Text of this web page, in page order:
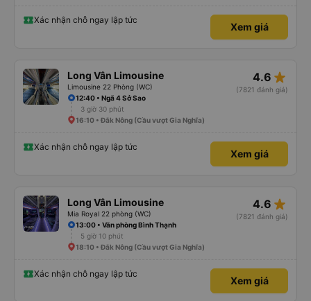
Xác nhận chỗ ngay lập tức
Xem giá
Long Vân Limousine
Limousine 22 Phòng (WC)
4.6 star_rate
(7821 đánh giá)
12:40 • Ngã 4 Sở Sao
3 giờ 30 phút
16:10 • Đắk Nông (Cầu vượt Gia Nghĩa)
Xác nhận chỗ ngay lập tức
Xem giá
Long Vân Limousine
Mia Royal 22 phòng (WC)
4.6 star_rate
(7821 đánh giá)
13:00 • Văn phòng Bình Thạnh
5 giờ 10 phút
18:10 • Đắk Nông (Cầu vượt Gia Nghĩa)
Xác nhận chỗ ngay lập tức
Xem giá